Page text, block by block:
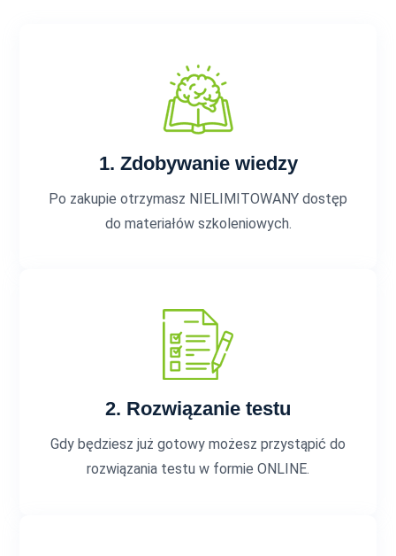
1. Zdobywanie wiedzy
Po zakupie otrzymasz NIELIMITOWANY dostęp
do materiałów szkoleniowych.
2. Rozwiązanie testu
Gdy będziesz już gotowy możesz przystąpić do
rozwiązania testu w formie ONLINE.